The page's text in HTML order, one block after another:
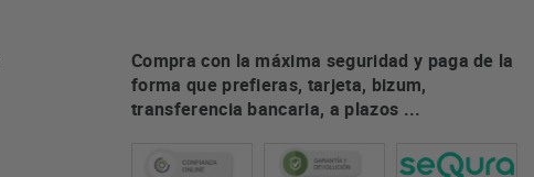
Compra con la máxima seguridad y paga de la
forma que prefieras, tarjeta, bizum,
transferencia bancaria, a plazos ...